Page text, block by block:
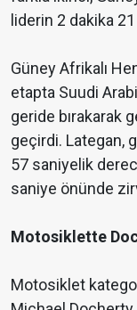
liderin 2 dakika
Güney Afrikalı
etapta Suudi
geride bırakarak
geçirdi. Lategan,
57 saniyelik
saniye önünde
Motosiklette
Motosiklet